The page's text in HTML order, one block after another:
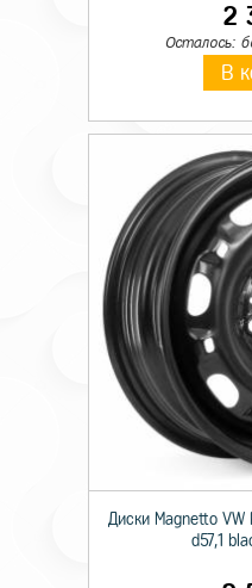
2
Осталось:
В
Диски Magnetto
d57,1